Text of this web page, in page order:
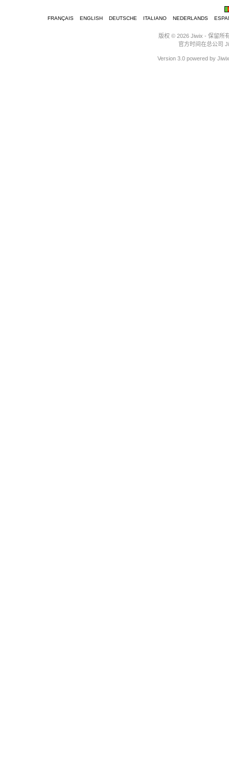
FRANÇAIS ENGLISH DEUTSCHE ITALIANO NEDERLANDS
版权 © 2026 Jiwix - 保留所
官方时间在总公司
Version 3.0 powered by